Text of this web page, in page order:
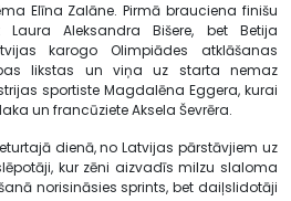
Elīna Zalāne. Pirmā brauciena finišu
Aleksandra Bišere, bet Betija
karogo Olimpiādes atklāšanas
likstas un viņa uz starta nemaz
sportiste Magdalēna Eggera, kurai
un francūziete Aksela Ševrēra.
dienā, no Latvijas pārstāvjiem uz
kur zēni aizvadīs milzu slaloma
norisināsies sprints, bet daiļslidotāji